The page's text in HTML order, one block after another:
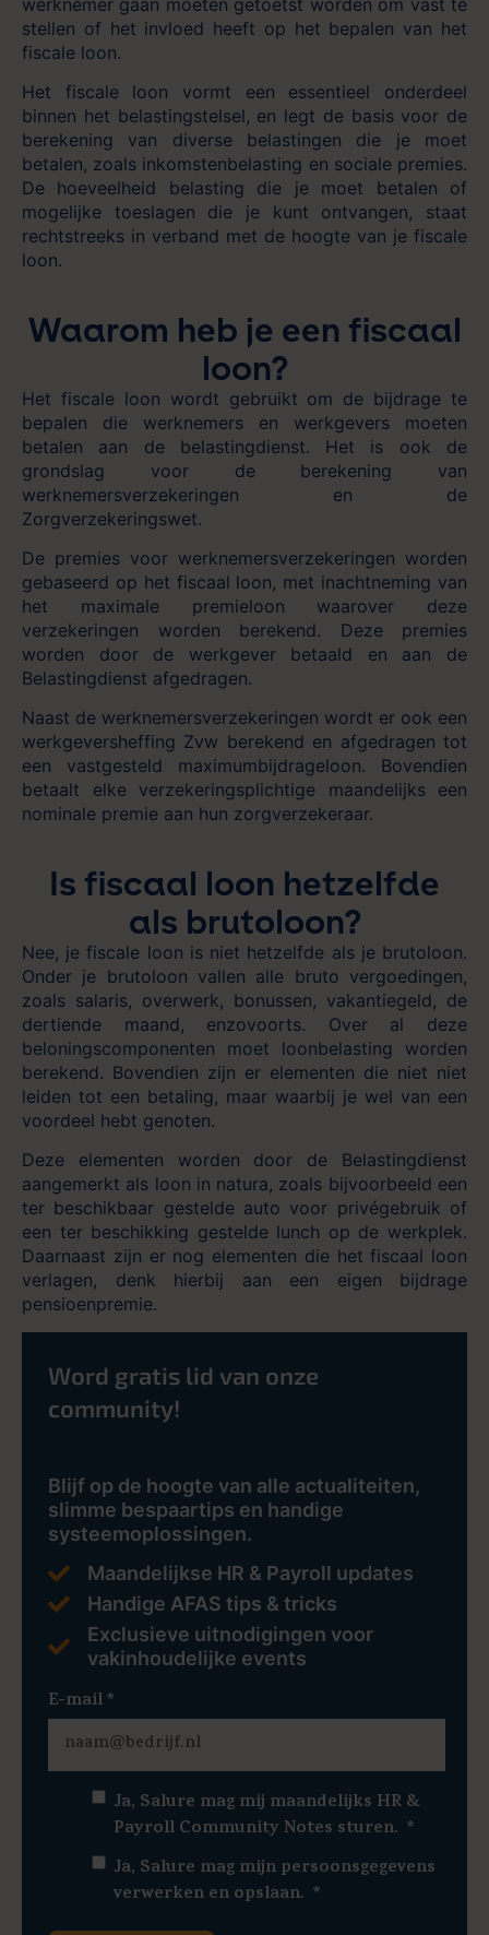
stellen of het invloed heeft op het bepalen van het
fiscale loon.
Het fiscale loon vormt een essentieel onderdeel
binnen het belastingstelsel, en legt de basis voor de
berekening van diverse belastingen die je moet
betalen, zoals inkomstenbelasting en sociale premies.
De hoeveelheid belasting die je moet betalen of
mogelijke toeslagen die je kunt ontvangen, staat
rechtstreeks in verband met de hoogte van je fiscale
loon.
Waarom heb je een fiscaal
loon?
Het fiscale loon wordt gebruikt om de bijdrage te
bepalen die werknemers en werkgevers moeten
betalen aan de belastingdienst. Het is ook de
grondslag voor de berekening van
werknemersverzekeringen en de
Zorgverzekeringswet.
De premies voor werknemersverzekeringen worden
gebaseerd op het fiscaal loon, met inachtneming van
het maximale premieloon waarover deze
verzekeringen worden berekend. Deze premies
worden door de werkgever betaald en aan de
Belastingdienst afgedragen.
Naast de werknemersverzekeringen wordt er ook een
werkgeversheffing Zvw berekend en afgedragen tot
een vastgesteld maximumbijdrageloon. Bovendien
betaalt elke verzekeringsplichtige maandelijks een
nominale premie aan hun zorgverzekeraar.
Is fiscaal loon hetzelfde
als brutoloon?
Nee, je fiscale loon is niet hetzelfde als je brutoloon.
Onder je brutoloon vallen alle bruto vergoedingen,
zoals salaris, overwerk, bonussen, vakantiegeld, de
dertiende maand, enzovoorts. Over al deze
beloningscomponenten moet loonbelasting worden
berekend. Bovendien zijn er elementen die niet niet
leiden tot een betaling, maar waarbij je wel van een
voordeel hebt genoten.
Deze elementen worden door de Belastingdienst
aangemerkt als loon in natura, zoals bijvoorbeeld een
ter beschikbaar gestelde auto voor privégebruik of
een ter beschikking gestelde lunch op de werkplek.
Daarnaast zijn er nog elementen die het fiscaal loon
verlagen, denk hierbij aan een eigen bijdrage
pensioenpremie.
Word gratis lid van onze
community!
Blijf op de hoogte van alle actualiteiten,
slimme bespaartips en handige
systeemoplossingen.
Maandelijkse HR & Payroll updates
Handige AFAS tips & tricks
Exclusieve uitnodigingen voor
vakinhoudelijke events
E-mail*
Ja, Salure mag mij maandelijks HR &
Payroll Community Notes sturen. *
Ja, Salure mag mijn persoonsgegevens
verwerken en opslaan. *